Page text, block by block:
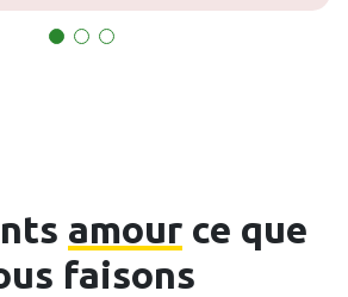
amour ce que
faisons